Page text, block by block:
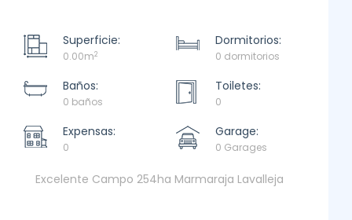
Superficie:
0.00m2
Dormitorios:
0 dormitorios
Baños:
0 baños
Toiletes:
0
Expensas:
0
Garage:
0 Garages
Excelente Campo 254ha Marmaraja Lavalleja